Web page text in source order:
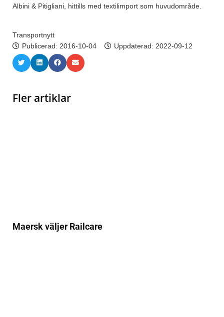
Albini & Pitigliani, hittills med textilimport som huvudområde.
Transportnytt
Publicerad: 2016-10-04 Uppdaterad: 2022-09-12
Fler artiklar
Maersk väljer Railcare